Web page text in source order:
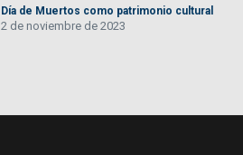
Día de Muertos como patrimonio cultural
2 de noviembre de 2023